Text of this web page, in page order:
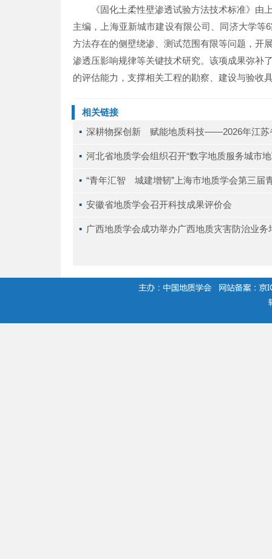
《固化土柔性壁渗透试验方法技术标准》
主编，上海亚新城市建设有限公司、同济大学
方法存在的侧壁绕渗、测试范围有限等问题，开
渗透压影响规律等关键技术研究。该项成果弥补
的评估能力，支撑相关工程的勘察、建设与验收
相关链接
▪ 深耕物探创新 赋能地质科技——2026年江苏
▪ 河北省地质学会组织召开“数字地质服务城市
▪ “青年汇智 城建增韧”上海市地质学会第三届
▪ 安徽省地质学会召开科技成果评价会
▪ 广西地质学会成功举办广西地质灾害防治业务
.